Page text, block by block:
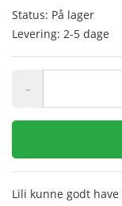
Status: På lager
Levering: 2-5 dage
-
Lili kunne godt